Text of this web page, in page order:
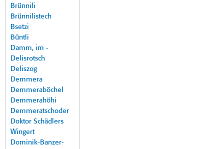
Brünnili
Brünnilistech
Bsetzi
Büntli
Damm, im -
Delisrotsch
Deliszog
Demmera
Demmeraböchel
Demmerahöhi
Demmeratschoder
Doktor Schädlers
Wingert
Dominik-Banzer-